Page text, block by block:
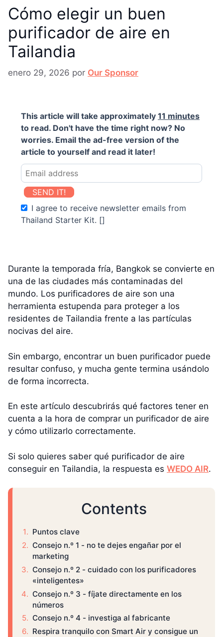
Cómo elegir un buen
purificador de aire en
Tailandia
enero 29, 2026 por Our Sponsor
This article will take approximately 11 minutes
to read. Don't have the time right now? No
worries. Email the ad-free version of the
article to yourself and read it later!
SEND IT!
I agree to receive newsletter emails from
Thailand Starter Kit. []
Durante la temporada fría, Bangkok se convierte en
una de las ciudades más contaminadas del
mundo. Los purificadores de aire son una
herramienta estupenda para proteger a los
residentes de Tailandia frente a las partículas
nocivas del aire.
Sin embargo, encontrar un buen purificador puede
resultar confuso, y mucha gente termina usándolo
de forma incorrecta.
En este artículo descubrirás qué factores tener en
cuenta a la hora de comprar un purificador de aire
y cómo utilizarlo correctamente.
Si solo quieres saber qué purificador de aire
conseguir en Tailandia, la respuesta es WEDO AIR.
Contents
Puntos clave
Consejo n.º 1 - no te dejes engañar por el
marketing
Consejo n.º 2 - cuidado con los purificadores
«inteligentes»
Consejo n.º 3 - fíjate directamente en los
números
Consejo n.º 4 - investiga al fabricante
Respira tranquilo con Smart Air y consigue un